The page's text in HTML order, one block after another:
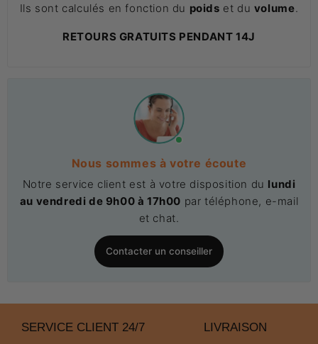
Ils sont calculés en fonction du poids et du volume.
RETOURS GRATUITS PENDANT 14J
Nous sommes à votre écoute
Notre service client est à votre disposition du lundi
au vendredi de 9h00 à 17h00 par téléphone, e-mail
et chat.
Contacter un conseiller
SERVICE CLIENT 24/7 LIVRAISON